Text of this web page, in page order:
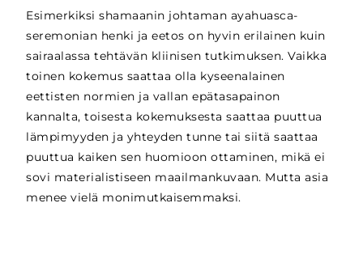
Esimerkiksi shamaanin johtaman ayahuasca-
seremonian henki ja eetos on hyvin erilainen kuin
sairaalassa tehtävän kliinisen tutkimuksen. Vaikka
toinen kokemus saattaa olla kyseenalainen
eettisten normien ja vallan epätasapainon
kannalta, toisesta kokemuksesta saattaa puuttua
lämpimyyden ja yhteyden tunne tai siitä saattaa
puuttua kaiken sen huomioon ottaminen, mikä ei
sovi materialistiseen maailmankuvaan. Mutta asia
menee vielä monimutkaisemmaksi.